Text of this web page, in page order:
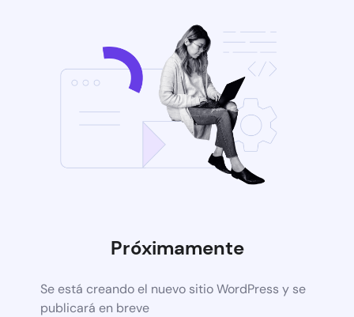
Próximamente
Se está creando el nuevo sitio WordPress y se
publicará en breve